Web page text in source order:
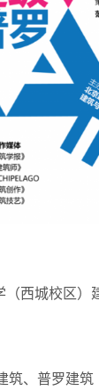
西城校区）
筑、普罗建筑